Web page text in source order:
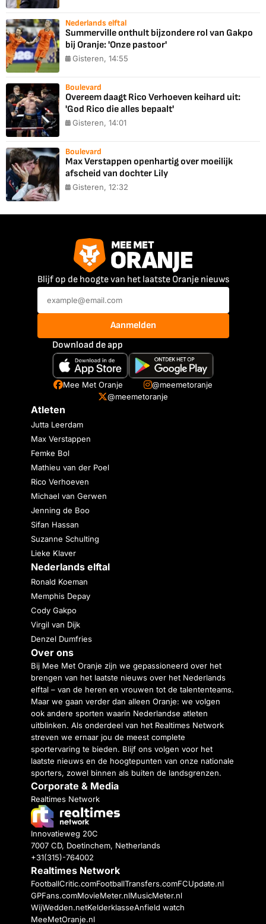
Nederlands elftal
Summerville onthult bijzondere rol van Gakpo
bij Oranje: 'Onze pastoor'
Gisteren, 14:55
Boulevard
Overeem daagt Rico Verhoeven keihard uit:
'God Rico die alles bepaalt'
Gisteren, 14:01
Boulevard
Max Verstappen openhartig over moeilijk
afscheid van dochter Lily
Gisteren, 12:32
Blijf op de hoogte van het laatste Oranje nieuws
Aanmelden
Download de app
Mee Met Oranje
@meemetoranje
@meemetoranje
Atleten
Jutta Leerdam
Max Verstappen
Femke Bol
Mathieu van der Poel
Rico Verhoeven
Michael van Gerwen
Jenning de Boo
Sifan Hassan
Suzanne Schulting
Lieke Klaver
Nederlands elftal
Ronald Koeman
Memphis Depay
Cody Gakpo
Virgil van Dijk
Denzel Dumfries
Over ons
Bij Mee Met Oranje zijn we gepassioneerd over het
brengen van het laatste nieuws over het Nederlands
elftal – van de heren en vrouwen tot de talententeams.
Maar we gaan verder dan alleen Oranje: we volgen
ook andere sporten waarin Nederlandse atleten
uitblinken. Als onderdeel van het Realtimes Network
streven we ernaar jou de meest complete
sportervaring te bieden. Blijf ons volgen voor het
laatste nieuws en de hoogtepunten van onze nationale
sporters, zowel binnen als buiten de landsgrenzen.
Corporate & Media
Realtimes Network
Innovatieweg 20C
7007 CD, Doetinchem, Netherlands
+31(315)-764002
Realtimes Network
FootballCritic.comFootballTransfers.comFCUpdate.nl
GPFans.comMovieMeter.nlMusicMeter.nl
WijWedden.netKelderklasseAnfield watch
MeeMetOranje.nl